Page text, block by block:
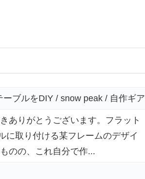
ーブルをDIY / snow peak / 自作ギア
ありがとうございます。フラット
に取り付ける某フレームのデザイ
のの、これ自分で作...